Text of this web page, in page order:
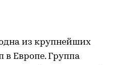
из крупнейших
в Европе. Группа